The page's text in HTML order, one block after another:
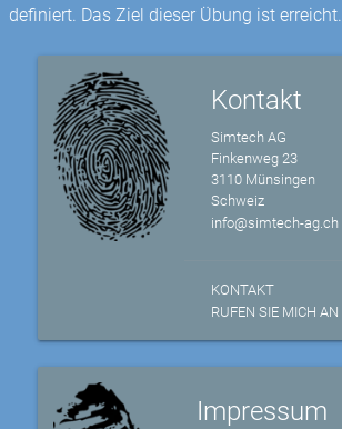
definiert. Das Ziel dieser Übung ist erreicht.
Kontakt
Simtech AG
Finkenweg 23
3110 Münsingen
Schweiz
info@simtech-ag.ch
KONTAKT
RUFEN SIE MICH AN
Impressum